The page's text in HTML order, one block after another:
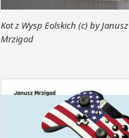
Kot z Wysp Eolskich (c) by Janusz
Mrzigod